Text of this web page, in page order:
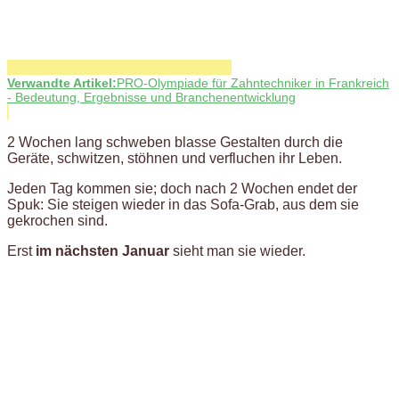
Verwandte Artikel:PRO-Olympiade für Zahntechniker in Frankreich
- Bedeutung, Ergebnisse und Branchenentwicklung
2 Wochen lang schweben blasse Gestalten durch die
Geräte, schwitzen, stöhnen und verfluchen ihr Leben.
Jeden Tag kommen sie; doch nach 2 Wochen endet der
Spuk: Sie steigen wieder in das Sofa-Grab, aus dem sie
gekrochen sind.
Erst im nächsten Januar sieht man sie wieder.